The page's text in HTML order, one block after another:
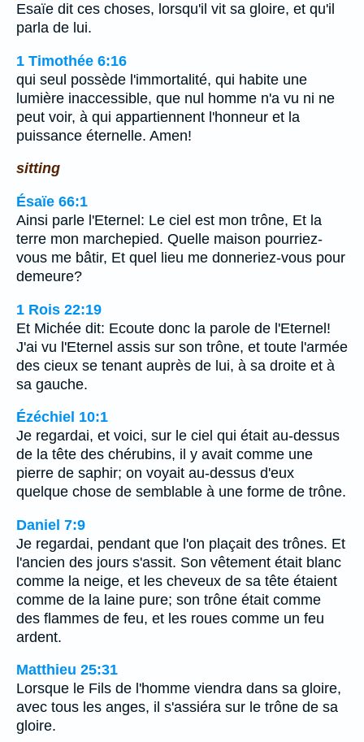
Esaïe dit ces choses, lorsqu'il vit sa gloire, et qu'il
parla de lui.
1 Timothée 6:16
qui seul possède l'immortalité, qui habite une
lumière inaccessible, que nul homme n'a vu ni ne
peut voir, à qui appartiennent l'honneur et la
puissance éternelle. Amen!
sitting
Ésaïe 66:1
Ainsi parle l'Eternel: Le ciel est mon trône, Et la
terre mon marchepied. Quelle maison pourriez-
vous me bâtir, Et quel lieu me donneriez-vous pour
demeure?
1 Rois 22:19
Et Michée dit: Ecoute donc la parole de l'Eternel!
J'ai vu l'Eternel assis sur son trône, et toute l'armée
des cieux se tenant auprès de lui, à sa droite et à
sa gauche.
Ézéchiel 10:1
Je regardai, et voici, sur le ciel qui était au-dessus
de la tête des chérubins, il y avait comme une
pierre de saphir; on voyait au-dessus d'eux
quelque chose de semblable à une forme de trône.
Daniel 7:9
Je regardai, pendant que l'on plaçait des trônes. Et
l'ancien des jours s'assit. Son vêtement était blanc
comme la neige, et les cheveux de sa tête étaient
comme de la laine pure; son trône était comme
des flammes de feu, et les roues comme un feu
ardent.
Matthieu 25:31
Lorsque le Fils de l'homme viendra dans sa gloire,
avec tous les anges, il s'assiéra sur le trône de sa
gloire.